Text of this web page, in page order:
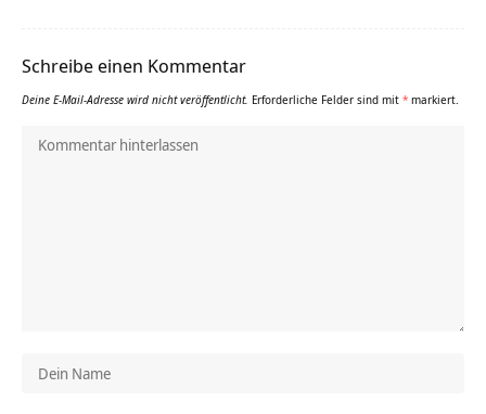
Schreibe einen Kommentar
Deine E-Mail-Adresse wird nicht veröffentlicht. Erforderliche Felder sind mit * markiert.